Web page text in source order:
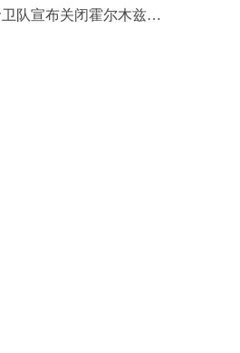
伊朗伊斯兰革命卫队宣布关闭霍尔木兹海峡 美国再度打击伊朗